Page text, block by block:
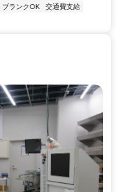
ブランクOK
交通費支給